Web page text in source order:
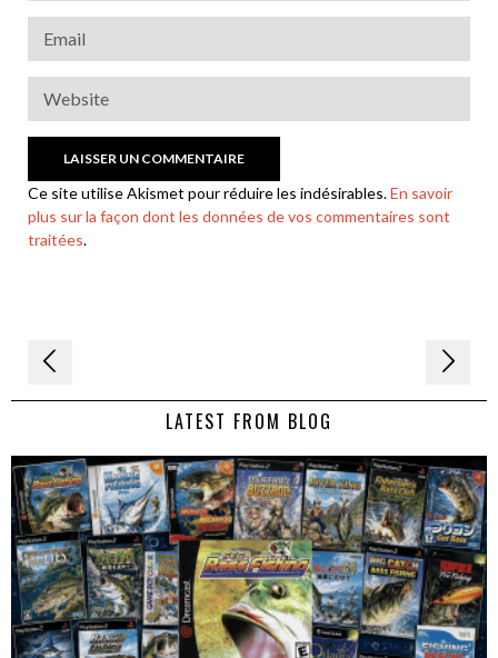
Ce site utilise Akismet pour réduire les indésirables.En savoir
plus sur la façon dont les données de vos commentaires sont
traitées.
Navigation
de LATEST FROM BLOG